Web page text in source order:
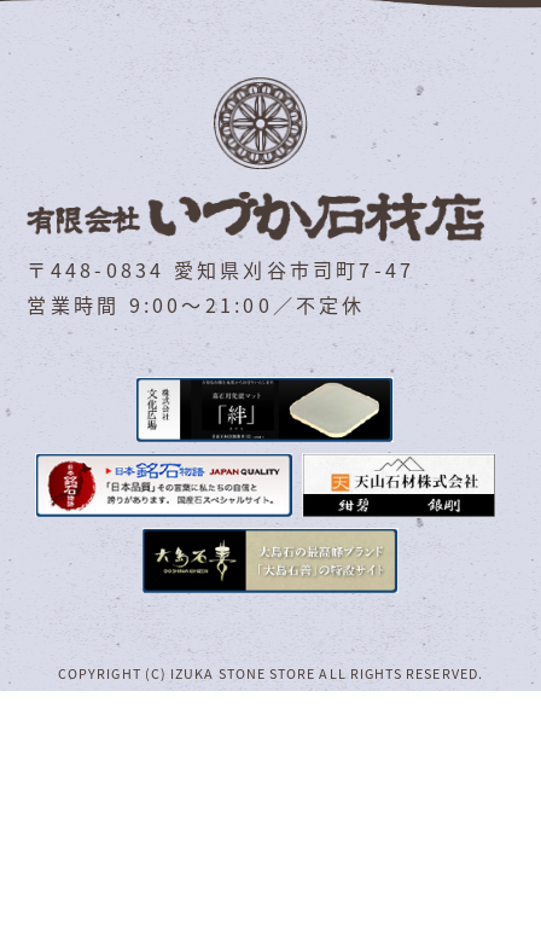
〒448-0834 愛知県刈谷市司町7-47
営業時間 9:00～21:00／不定休
COPYRIGHT (C) IZUKA STONE STORE ALL RIGHTS RESERVED.